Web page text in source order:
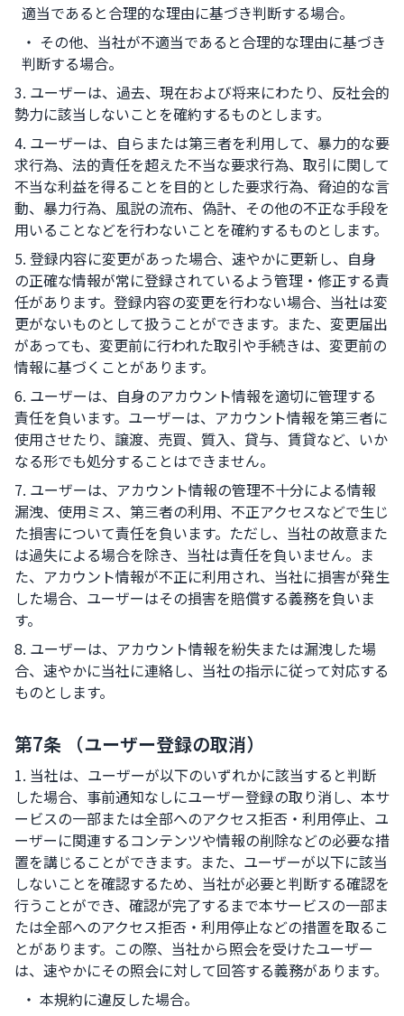
適当であると合理的な理由に基づき判断する場合。
・ その他、当社が不適当であると合理的な理由に基づき
判断する場合。
3. ユーザーは、過去、現在および将来にわたり、反社会的
勢力に該当しないことを確約するものとします。
4. ユーザーは、自らまたは第三者を利用して、暴力的な要
求行為、法的責任を超えた不当な要求行為、取引に関して
不当な利益を得ることを目的とした要求行為、脅迫的な言
動、暴力行為、風説の流布、偽計、その他の不正な手段を
用いることなどを行わないことを確約するものとします。
5. 登録内容に変更があった場合、速やかに更新し、自身
の正確な情報が常に登録されているよう管理・修正する責
任があります。登録内容の変更を行わない場合、当社は変
更がないものとして扱うことができます。また、変更届出
があっても、変更前に行われた取引や手続きは、変更前の
情報に基づくことがあります。
6. ユーザーは、自身のアカウント情報を適切に管理する
責任を負います。ユーザーは、アカウント情報を第三者に
使用させたり、譲渡、売買、質入、貸与、賃貸など、いか
なる形でも処分することはできません。
7. ユーザーは、アカウント情報の管理不十分による情報
漏洩、使用ミス、第三者の利用、不正アクセスなどで生じ
た損害について責任を負います。ただし、当社の故意また
は過失による場合を除き、当社は責任を負いません。ま
た、アカウント情報が不正に利用され、当社に損害が発生
した場合、ユーザーはその損害を賠償する義務を負いま
す。
8. ユーザーは、アカウント情報を紛失または漏洩した場
合、速やかに当社に連絡し、当社の指示に従って対応する
ものとします。
第7条 （ユーザー登録の取消）
1. 当社は、ユーザーが以下のいずれかに該当すると判断
した場合、事前通知なしにユーザー登録の取り消し、本サ
ービスの一部または全部へのアクセス拒否・利用停止、ユ
ーザーに関連するコンテンツや情報の削除などの必要な措
置を講じることができます。また、ユーザーが以下に該当
しないことを確認するため、当社が必要と判断する確認を
行うことができ、確認が完了するまで本サービスの一部ま
たは全部へのアクセス拒否・利用停止などの措置を取るこ
とがあります。この際、当社から照会を受けたユーザー
は、速やかにその照会に対して回答する義務があります。
・ 本規約に違反した場合。